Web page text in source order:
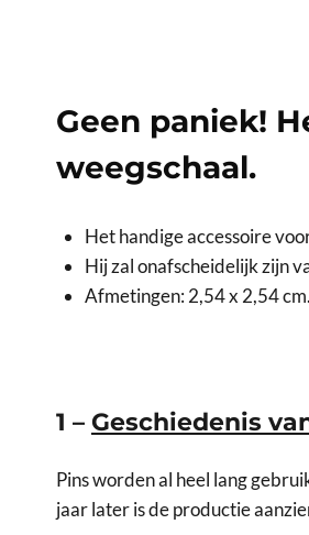
Geen paniek!
weegschaal.
Het handige accessoire
Hij zal onafscheidelijk zijn
Afmetingen: 2,54 x 2,54 cm.
1 – Geschiedenis
Pins worden al heel lang
jaar later is de productie